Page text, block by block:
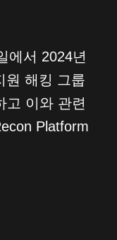
에서 2024년
원 해킹 그룹
고 이와 관련
Platform